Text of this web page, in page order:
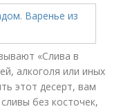
«Слива в
алкоголя или иных
этот десерт, вам
без косточек,